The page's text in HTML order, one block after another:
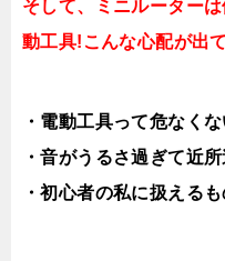
そして、ミニルーター
動工具!こんな心配が出
・電動工具って危なく
・音がうるさ過ぎて近
・初心者の私に扱える